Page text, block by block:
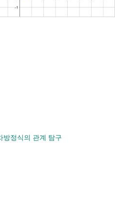
방정식의 관계 탐구